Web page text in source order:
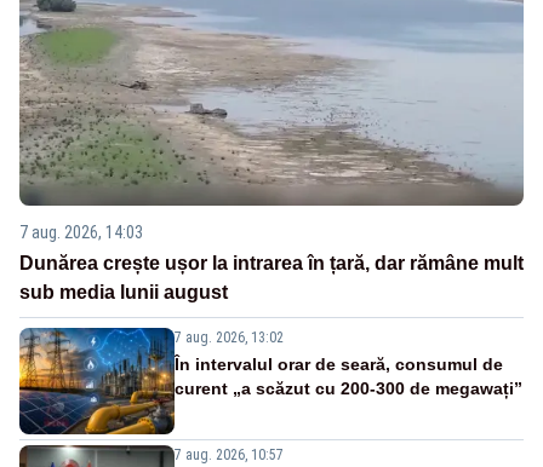
7 aug. 2026, 14:03
Dunărea crește ușor la intrarea în țară, dar rămâne mult
sub media lunii august
7 aug. 2026, 13:02
În intervalul orar de seară, consumul de
curent „a scăzut cu 200-300 de megawați”
7 aug. 2026, 10:57